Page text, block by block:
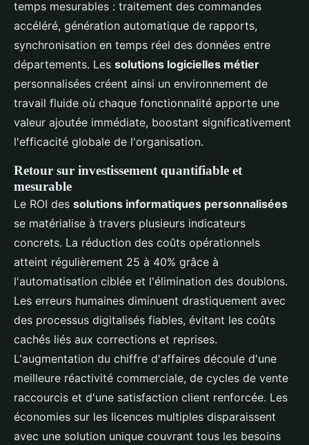
temps mesurables : traitement des commandes
accéléré, génération automatique de rapports,
synchronisation en temps réel des données entre
départements. Les solutions logicielles métier
personnalisées créent ainsi un environnement de
travail fluide où chaque fonctionnalité apporte une
valeur ajoutée immédiate, boostant significativement
l'efficacité globale de l'organisation.
Retour sur investissement quantifiable et
mesurable
Le ROI des solutions informatiques personnalisées
se matérialise à travers plusieurs indicateurs
concrets. La réduction des coûts opérationnels
atteint régulièrement 25 à 40% grâce à
l'automatisation ciblée et l'élimination des doublons.
Les erreurs humaines diminuent drastiquement avec
des processus digitalisés fiables, évitant les coûts
cachés liés aux corrections et reprises.
L'augmentation du chiffre d'affaires découle d'une
meilleure réactivité commerciale, de cycles de vente
raccourcis et d'une satisfaction client renforcée. Les
économies sur les licences multiples disparaissent
avec une solution unique couvrant tous les besoins